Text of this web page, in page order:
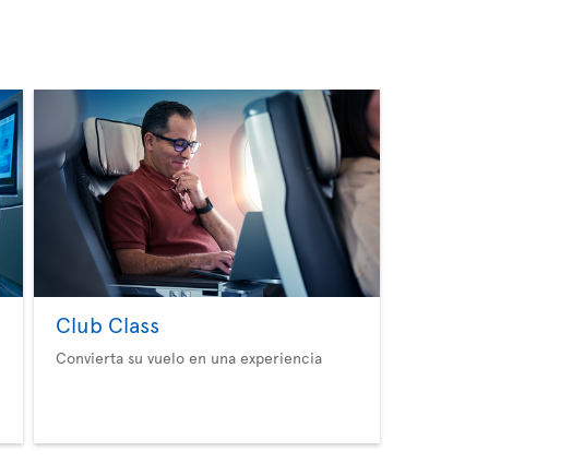
Club Class
Convierta su vuelo en una experiencia